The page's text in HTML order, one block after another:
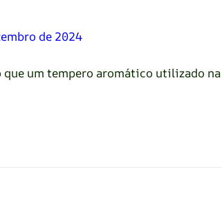
de 2024
um tempero aromático utilizado na